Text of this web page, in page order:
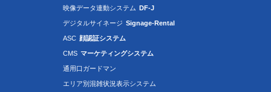
映像データ連動システム DF-J
デジタルサイネージ Signage-Rental
ASC 顔認証システム
CMS マーケティングシステム
通用口ガードマン
エリア別混雑状況表示システム